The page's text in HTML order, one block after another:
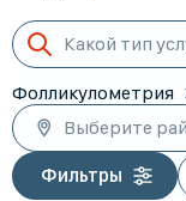
Какой тип
Фолликулометрия
Выберите
Фильтры